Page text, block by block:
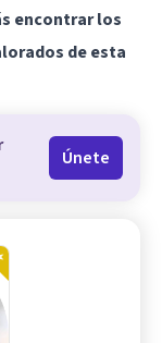
encontrar los
de esta
Únete